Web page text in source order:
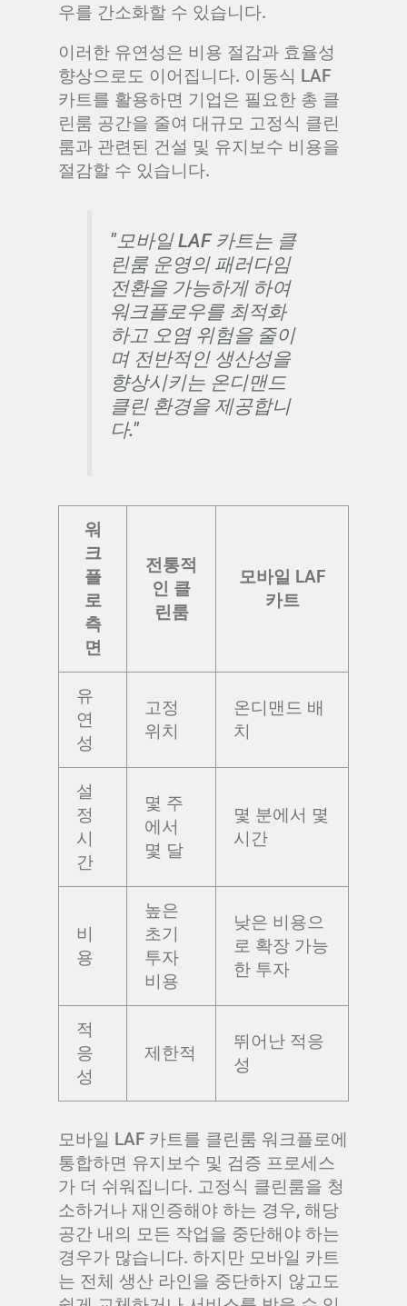
우를 간소화할 수 있습니다.
이러한 유연성은 비용 절감과 효율성
향상으로도 이어집니다. 이동식 LAF
카트를 활용하면 기업은 필요한 총 클
린룸 공간을 줄여 대규모 고정식 클린
룸과 관련된 건설 및 유지보수 비용을
절감할 수 있습니다.
"모바일 LAF 카트는 클
린룸 운영의 패러다임
전환을 가능하게 하여
워크플로우를 최적화
하고 오염 위험을 줄이
며 전반적인 생산성을
향상시키는 온디맨드
클린 환경을 제공합니
다."
워
크
플
로
측
면
전통적
인 클
린룸
모바일 LAF
카트
유
연
성
고정
위치
온디맨드 배
치
설
정
시
간
몇 주
에서
몇 달
몇 분에서 몇
시간
비
용
높은
초기
투자
비용
낮은 비용으
로 확장 가능
한 투자
적
응
성
제한적
뛰어난 적응
성
모바일 LAF 카트를 클린룸 워크플로에
통합하면 유지보수 및 검증 프로세스
가 더 쉬워집니다. 고정식 클린룸을 청
소하거나 재인증해야 하는 경우, 해당
공간 내의 모든 작업을 중단해야 하는
경우가 많습니다. 하지만 모바일 카트
는 전체 생산 라인을 중단하지 않고도